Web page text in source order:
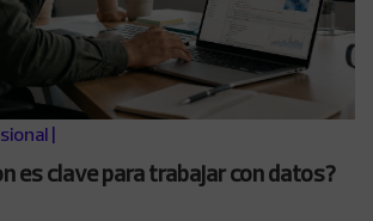
|
es clave para trabajar con datos?